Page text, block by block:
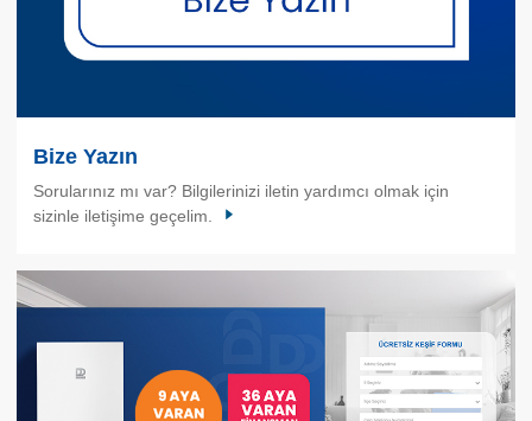
Bize Yazın
Sorularınız mı var? Bilgilerinizi iletin yardımcı olmak için
sizinle iletişime geçelim.